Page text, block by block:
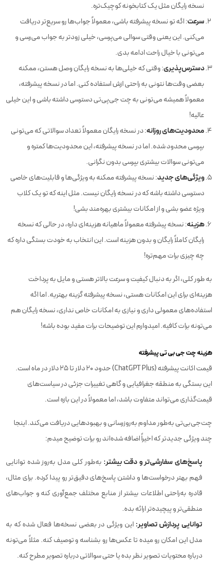
نسخه رایگان مثل یک کتابخونه کوچیک‌تره.
سرعت: اگه تو نسخه پیشرفته باشی، معمولاً جواب‌ها رو سریع‌تر دریافت
می‌کنی. این یعنی وقتی سوالی می‌پرسی، خیلی زودتر به جواب می‌رسی و
می‌تونی با خیال راحت ادامه بدی.
دسترس‌پذیری: وقتی که خیلی‌ها به نسخه رایگان وصل هستن، ممکنه
بعضی وقت‌ها نتونی به راحتی ازش استفاده کنی. اما در نسخه پیشرفته،
معمولاً همیشه می‌تونی به چت جی‌پی‌تی دسترسی داشته باشی و این خیلی
عالیه!
محدودیت‌های روزانه: در نسخه رایگان معمولاً تعداد سوالاتی که می‌تونی
بپرسی محدود شده. اما در نسخه پیشرفته، این محدودیت‌ها کمتره و
می‌تونی سوالات بیشتری بپرسی بدون نگرانی.
ویژگی‌های جدید: نسخه پیشرفته ممکنه به ویژگی‌ها و قابلیت‌های خاصی
دسترسی داشته باشه که در نسخه رایگان نیست. مثل اینه که تو یک کلاب
ویژه عضو بشی و از امکانات بیشتری بهره‌مند بشی!
هزینه: نسخه پیشرفته معمولاً ماهیانه هزینه‌ای داره، در حالی که نسخه
رایگان کاملاً رایگان و بدون هزینه است. این انتخاب به خودت بستگی داره که
چه چیزی برات مهم‌تره!
به طور کلی، اگر به دنبال کیفیت و سرعت بالاتر هستی و مایل به پرداخت
هزینه‌ای برای این امکانات هستی، نسخه پیشرفته گزینه بهتریه. اما اگه
استفاده‌های معمولی داری و نیازی به امکانات خاص نداری، نسخه رایگان هم
می‌تونه برات کافیه. امیدوارم این توضیحات برات مفید بوده باشه!
هزینه چت جی بی تی پیشرفته
قیمت اکانت پیشرفته (ChatGPT Plus) حدود 20 دلار تا 25 دلار در ماه است.
این بستگی به منطقه جغرافیایی و گاهی تغییرات جزئی در سیاست‌های
قیمت‌گذاری می‌تواند متفاوت باشد، اما معمولاً در این بازه است.
چت‌جی‌بی‌تی به‌طور مداوم به‌روزرسانی و بهبودهایی دریافت می‌کند. اینجا
چند ویژگی جدیدتر که اخیراً اضافه شده‌اند رو برات توضیح میدم:
پاسخ‌های سفارشی‌تر و دقت بیشتر: به‌طور کلی مدل به‌روز شده توانایی
فهم بهتر درخواست‌ها و داشتن پاسخ‌های دقیق‌تر رو پیدا کرده. برای مثال،
قادره به‌راحتی اطلاعات بیشتر از منابع مختلف جمع‌آوری کنه و جواب‌های
منطقی‌تر و پیچیده‌تر ارائه بده.
توانایی پردازش تصاویر: این ویژگی در بعضی نسخه‌ها فعال شده که به
مدل این امکان رو میده تا عکس‌ها رو بشناسه و توصیف کنه. مثلاً می‌تونه
درباره محتویات تصویر نظر بده یا حتی سوالاتی درباره تصویر مطرح کنه.